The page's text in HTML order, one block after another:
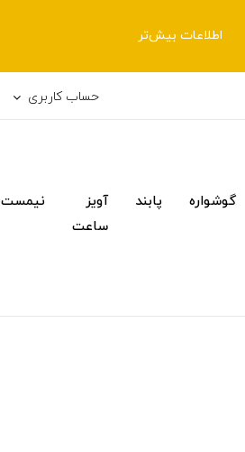
اطلاعات بیش‌تر
حساب کاربری
گوشواره پابند
آویز
ساعت
نیمست